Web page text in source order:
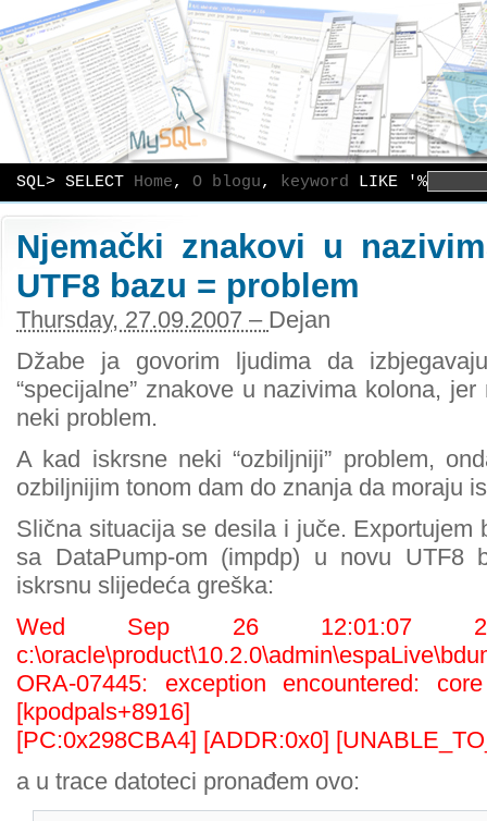
SQL> SELECT Home, O blogu, keyword LIKE '%
Njemački znakovi u
UTF8 bazu = problem
Thursday, 27.09.2007 – Dejan
Džabe ja govorim ljudima da
“specijalne” znakove u nazivima kolona,
neki problem.
A kad iskrsne neki “ozbiljniji” problem,
ozbiljnijim tonom dam do znanja da moraju
Slična situacija se desila i juče. Exportujem
sa DataPump-om (impdp) u novu UTF8
iskrsnu slijedeća greška:
Wed Sep 26 12:01:07
ORA-07445: exception encountered:
[kpodpals+8916]
[PC:0x298CBA4] [ADDR:0x0]
a u trace datoteci pronađem ovo: